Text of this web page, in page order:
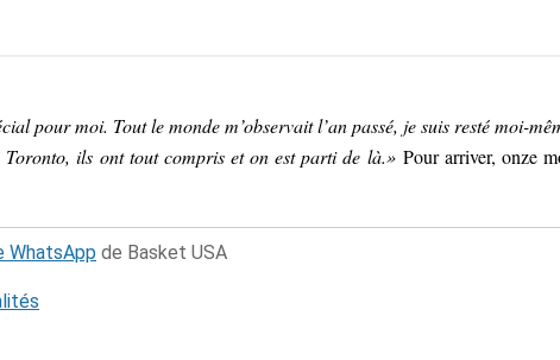
pour moi. Tout le monde m’observait l’an passé, je suis resté moi-
ils ont tout compris et on est parti de là.»Pour arriver, onze
WhatsApp de Basket USA